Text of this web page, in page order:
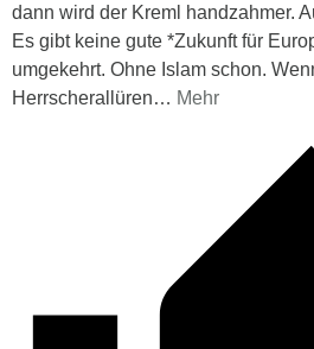
dann wird der Kreml handzahmer.
Es gibt keine gute *Zukunft für
umgekehrt. Ohne Islam schon.
Herrscherallüren… Mehr